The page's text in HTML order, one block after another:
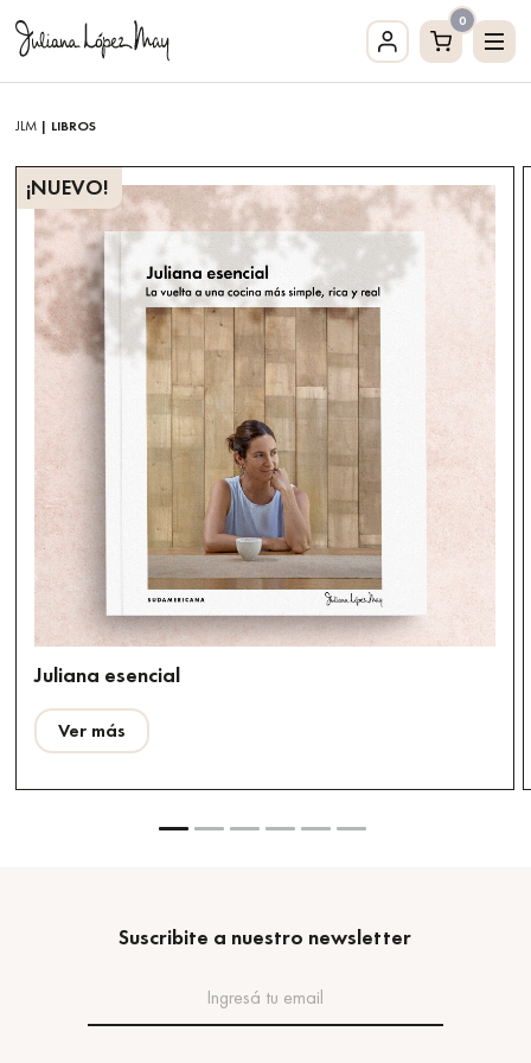
0
JLM | LIBROS
Juliana esencial
¡NUEVO!
Ver más
Suscribite a nuestro newsletter